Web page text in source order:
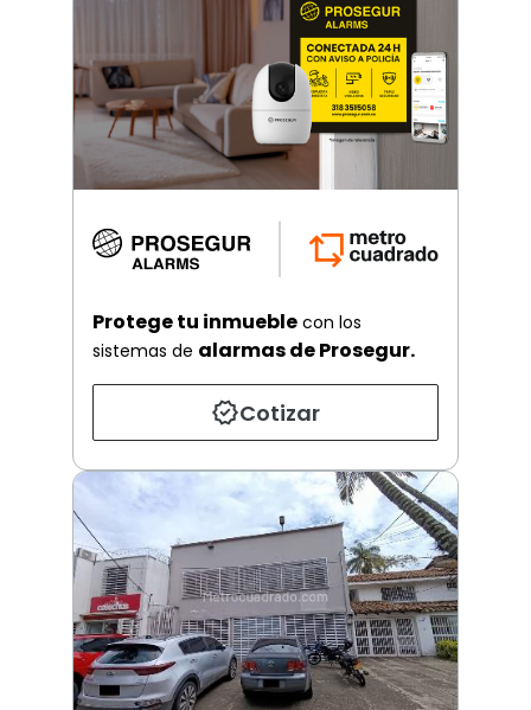
Protege tu inmueble con los
sistemas de alarmas de Prosegur.
Cotizar